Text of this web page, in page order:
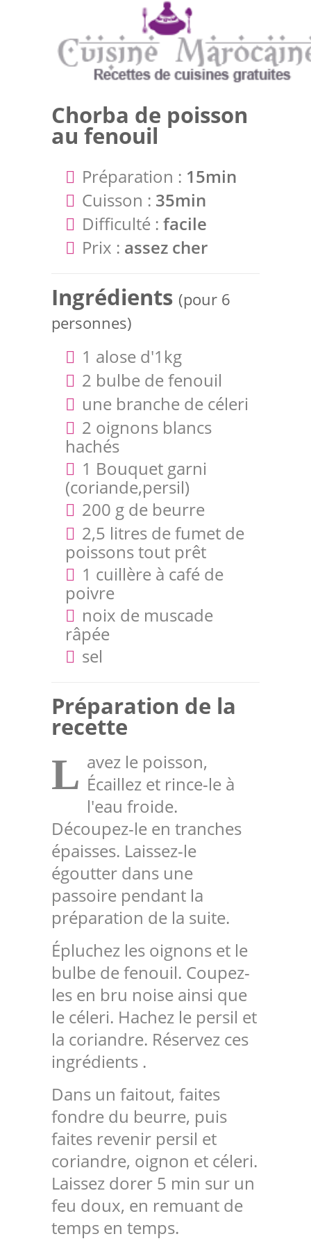
Chorba de poisson
au fenouil
Préparation : 15min
Cuisson : 35min
Difficulté : facile
Prix : assez cher
Ingrédients (pour 6
personnes)
1 alose d'1kg
2 bulbe de fenouil
une branche de céleri
2 oignons blancs
hachés
1 Bouquet garni
(coriande,persil)
200 g de beurre
2,5 litres de fumet de
poissons tout prêt
1 cuillère à café de
poivre
noix de muscade
râpée
sel
Préparation de la
recette
L avez le poisson,
Écaillez et rince-le à
l'eau froide.
Découpez-le en tranches
épaisses. Laissez-le
égoutter dans une
passoire pendant la
préparation de la suite.
Épluchez les oignons et le
bulbe de fenouil. Coupez-
les en bru noise ainsi que
le céleri. Hachez le persil et
la coriandre. Réservez ces
ingrédients .
Dans un faitout, faites
fondre du beurre, puis
faites revenir persil et
coriandre, oignon et céleri.
Laissez dorer 5 min sur un
feu doux, en remuant de
temps en temps.